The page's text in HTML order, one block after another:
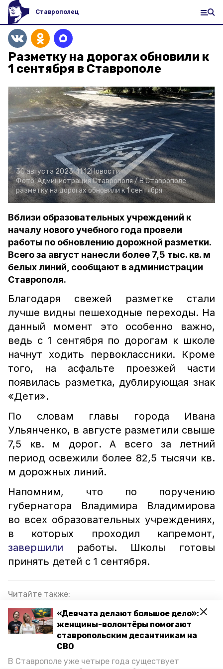
«Девчата делают большое дело»:
женщины-волонтёры помогают
ставропольским десантникам на
СВО
В Ставрополе уже четыре года существует
Ставрополец
Разметку на дорогах обновили к
1 сентября в Ставрополе
30 августа 2023, 11:12Новости
Фото:Администрация Ставрополя /В Ставрополе
разметку на дорогах обновили к 1 сентября
Вблизи образовательных учреждений к
началу нового учебного года провели
работы по обновлению дорожной разметки.
Всего за август нанесли более 7,5 тыс. кв. м
белых линий, сообщают в администрации
Ставрополя.
Благодаря свежей разметке стали
лучше видны пешеходные переходы. На
данный момент это особенно важно,
ведь с 1 сентября по дорогам к школе
начнут ходить первоклассники. Кроме
того, на асфальте проезжей части
появилась разметка, дублирующая знак
«Дети».
По словам главы города Ивана
Ульянченко, в августе разметили свыше
7,5 кв. м дорог. А всего за летний
период освежили более 82,5 тысячи кв.
м дорожных линий.
Напомним, что по поручению
губернатора Владимира Владимирова
во всех образовательных учреждениях,
в которых проходил капремонт,
завершили работы. Школы готовы
принять детей с 1 сентября.
Читайте также:
Бесплатных групп продлённого дня станет
больше в школах Ставрополья
Глава Ставрополья поручил обеспечить
безопасность при проведении всероссийского
форума «Машук»